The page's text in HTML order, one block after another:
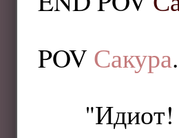
POVСакура.